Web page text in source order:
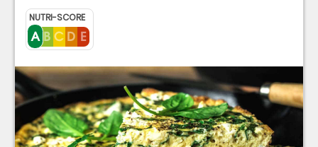
NUTRI-SCORE